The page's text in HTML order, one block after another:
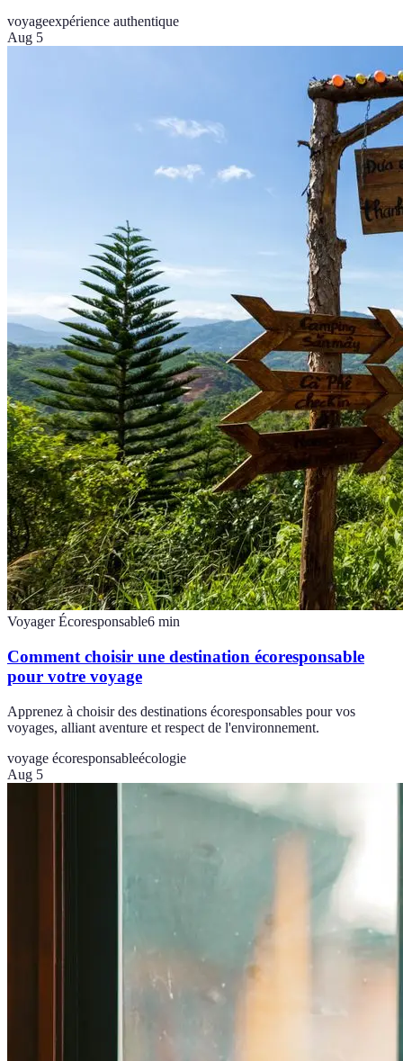
voyageexpérience authentique
Aug 5
Voyager Écoresponsable6 min
Comment choisir une destination écoresponsable
pour votre voyage
Apprenez à choisir des destinations écoresponsables pour vos
voyages, alliant aventure et respect de l'environnement.
voyage écoresponsableécologie
Aug 5